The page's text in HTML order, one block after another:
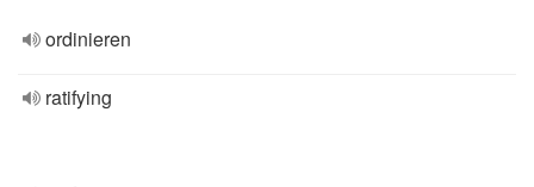
ordinieren
ratifying